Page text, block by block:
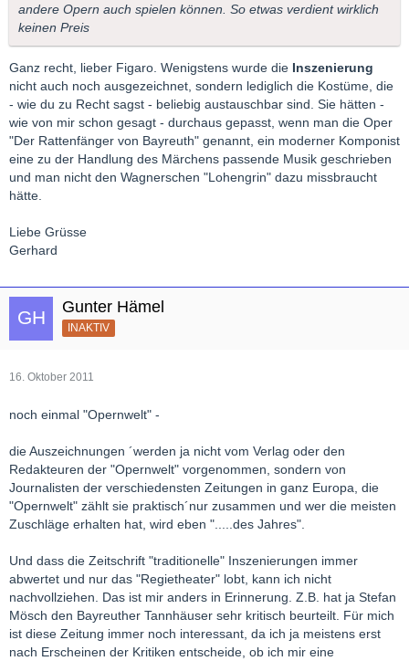
andere Opern auch spielen können. So etwas verdient wirklich
keinen Preis
Ganz recht, lieber Figaro. Wenigstens wurde die Inszenierung
nicht auch noch ausgezeichnet, sondern lediglich die Kostüme, die
- wie du zu Recht sagst - beliebig austauschbar sind. Sie hätten -
wie von mir schon gesagt - durchaus gepasst, wenn man die Oper
"Der Rattenfänger von Bayreuth" genannt, ein moderner Komponist
eine zu der Handlung des Märchens passende Musik geschrieben
und man nicht den Wagnerschen "Lohengrin" dazu missbraucht
hätte.
Liebe Grüsse
Gerhard
Gunter Hämel
INAKTIV
16. Oktober 2011
noch einmal "Opernwelt" -
die Auszeichnungen ´werden ja nicht vom Verlag oder den
Redakteuren der "Opernwelt" vorgenommen, sondern von
Journalisten der verschiedensten Zeitungen in ganz Europa, die
"Opernwelt" zählt sie praktisch´nur zusammen und wer die meisten
Zuschläge erhalten hat, wird eben ".....des Jahres".
Und dass die Zeitschrift "traditionelle" Inszenierungen immer
abwertet und nur das "Regietheater" lobt, kann ich nicht
nachvollziehen. Das ist mir anders in Erinnerung. Z.B. hat ja Stefan
Mösch den Bayreuther Tannhäuser sehr kritisch beurteilt. Für mich
ist diese Zeitung immer noch interessant, da ich ja meistens erst
nach Erscheinen der Kritiken entscheide, ob ich mir eine